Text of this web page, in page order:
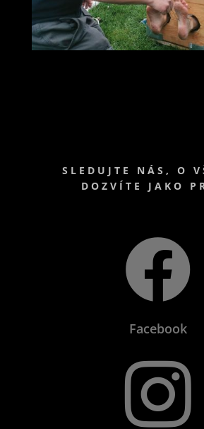
SLEDUJTE NÁS, O
DOZVÍTE JAKO

Facebook
